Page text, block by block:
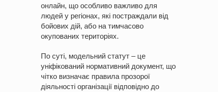
онлайн, що особливо важливо для
людей у регіонах, які постраждали від
бойових дій, або на тимчасово
окупованих територіях.
По суті, модельний статут – це
уніфікований нормативний документ, що
чітко визначає правила прозорої
діяльності організації відповідно до